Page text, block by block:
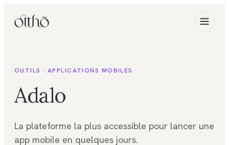
OUTILS · APPLICATIONS MOBILES
Adalo
La plateforme la plus accessible pour lancer une
app mobile en quelques jours.